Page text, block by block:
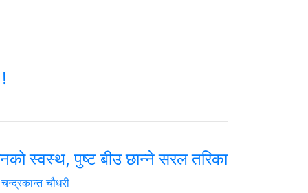
स्वस्थ, पुष्ट बीउ छान्ने सरल तरिका
चन्द्रकान्त चौधरी